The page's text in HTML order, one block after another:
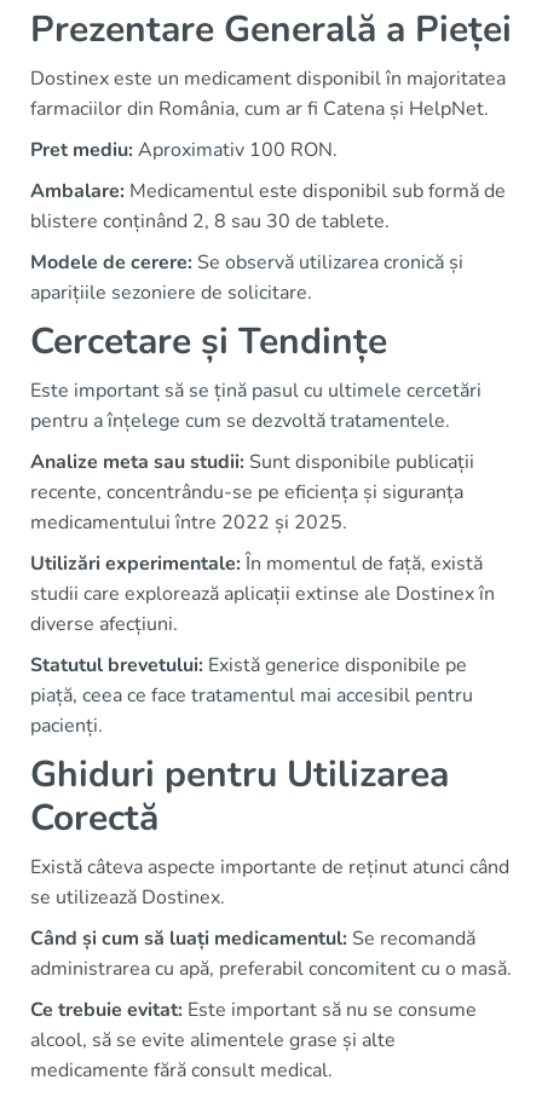
Prezentare Generală a Pieței
Dostinex este un medicament disponibil în majoritatea
farmaciilor din România, cum ar fi Catena și HelpNet.
Pret mediu:Aproximativ 100 RON.
Ambalare: Medicamentul este disponibil sub formă de
blistere conținând 2, 8 sau 30 de tablete.
Modele de cerere: Se observă utilizarea cronică și
aparițiile sezoniere de solicitare.
Cercetare și Tendințe
Este important să se țină pasul cu ultimele cercetări
pentru a înțelege cum se dezvoltă tratamentele.
Analize meta sau studii: Sunt disponibile publicații
recente, concentrându-se pe eficiența și siguranța
medicamentului între 2022 și 2025.
Utilizări experimentale:În momentul de față, există
studii care explorează aplicații extinse ale Dostinex în
diverse afecțiuni.
Statutul brevetului: Există generice disponibile pe
piață, ceea ce face tratamentul mai accesibil pentru
pacienți.
Ghiduri pentru Utilizarea
Corectă
Există câteva aspecte importante de reținut atunci când
se utilizează Dostinex.
Când și cum să luați medicamentul: Se recomandă
administrarea cu apă, preferabil concomitent cu o masă.
Ce trebuie evitat: Este important să nu se consume
alcool, să se evite alimentele grase și alte
medicamente fără consult medical.